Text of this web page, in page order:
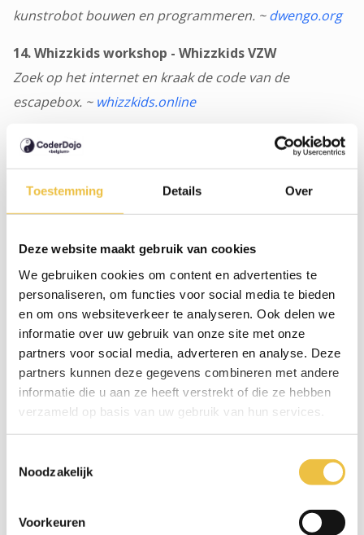
Toestemming Details Over
Deze website maakt gebruik van cookies
We gebruiken cookies om content en advertenties te
personaliseren, om functies voor social media te bieden
en om ons websiteverkeer te analyseren. Ook delen we
informatie over uw gebruik van onze site met onze
partners voor social media, adverteren en analyse. Deze
partners kunnen deze gegevens combineren met andere
informatie die u aan ze heeft verstrekt of die ze hebben
verzameld op basis van uw gebruik van hun services.
Noodzakelijk
Voorkeuren
kunstrobot bouwen en programmeren. ~dwengo.org
14. Whizzkids workshop - Whizzkids VZW
Zoek op het internet en kraak de code van de
escapebox. ~ whizzkids.online
Steve the Robot - Slightly Overdone
Jan De Coster maakt robots, interactieve installaties en
prototypes voor reclame, kunst en wetenschappelijk
onderzoek. ~ jandecoster.com
PhotoBooth